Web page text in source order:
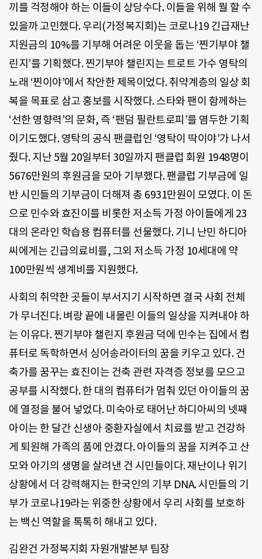
끼를 걱정해야 하는 이들이 상당수다.이들을 위해 뭘 할 수
있을까 고민했다.우리 (가정복지회 )는 코로나19 긴급재난
지원금의 10%를 기부해 어려운 이웃을 돕는 ‘찐기부야 챌
린지 ’를 기획했다.찐기부야 챌린지는 트로트 가수 영탁의
노래 ‘찐이야’에서 착안한 제목이었다.취약계층의 일상 회
복을 목표로 삼고 홍보를 시작했다.스타와 팬이 함께하는
‘선한 영향력’의 문화, 즉 ‘팬덤 필란트로피 ’를 염두한 기획
이기도했다.영탁의 공식 팬클럽인 ‘영탁이 딱이야’가 나서
줬다.지난 5월 20일부터 30일까지 팬클럽 회원 1948명이
5676만원의 후원금을 모아 기부했다. 팬클럽 기부금에 일
반 시민들의 기부금이 더해져 총 6931만원이 모였다.이 돈
으로 민수와 효진이를 비롯한 저소득 가정 아이들에게 23
대의 온라인 학습용 컴퓨터를 선물했다.기니 난민 하디아
씨에게는 긴급의료비를, 그외 저소득 가정 10세대에 약
100만원씩 생계비를 지원했다.
사회의 취약한 곳들이 부서지기 시작하면 결국 사회 전체
가 무너진다.벼랑 끝에 내몰린 이들의 일상을 지켜내야 하
는 이유다.찐기부야 챌린지 후원금 덕에 민수는 집에서 컴
퓨터로 독학하면서 싱어송라이터의 꿈을 키우고 있다.건
축가를 꿈꾸는 효진이는 건축 관련 자격증 정보를 모으고
공부를 시작했다.한 대의 컴퓨터가 멈춰 있던 아이들의 꿈
에 열정을 불어 넣었다.미숙아로 태어난 하디아씨의 넷째
아이는 한 달간 신생아 중환자실에서 치료를 받고 건강하
게 퇴원해 가족의 품에 안겼다. 아이들의 꿈을 지켜주고 산
모와 아기의 생명을 살려낸 건 시민들이다.재난이나 위기
상황에서 더 강력해지는 한국인의 기부 DNA.시민들의 기
부가 코로나19라는 위중한 상황에서 우리 사회를 보호하
는 백신 역할을 톡톡히 해내고 있다.
김완건 가정복지회 자원개발본부 팀장